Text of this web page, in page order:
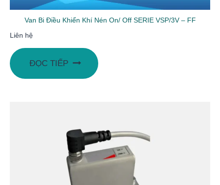
Van Bi Điều Khiển Khí Nén On/ Off SERIE VSP/3V – FF
Liên hệ
ĐỌC TIẾP